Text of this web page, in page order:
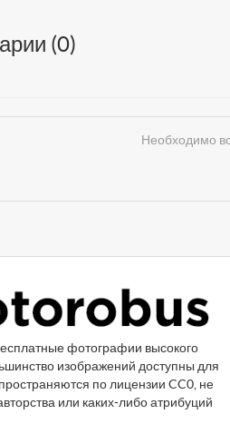
(0)
Необходимо
фотографии высокого
изображений доступны для
по лицензии CC0, не
или каких-либо атрибуций